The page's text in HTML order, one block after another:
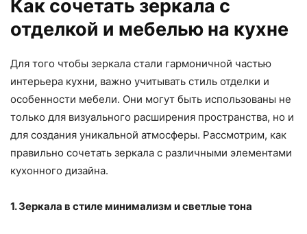
Как сочетать зеркала с
отделкой и мебелью на кухне
Для того чтобы зеркала стали гармоничной частью
интерьера кухни, важно учитывать стиль отделки и
особенности мебели. Они могут быть использованы не
только для визуального расширения пространства, но и
для создания уникальной атмосферы. Рассмотрим, как
правильно сочетать зеркала с различными элементами
кухонного дизайна.
1. Зеркала в стиле минимализм и светлые тона